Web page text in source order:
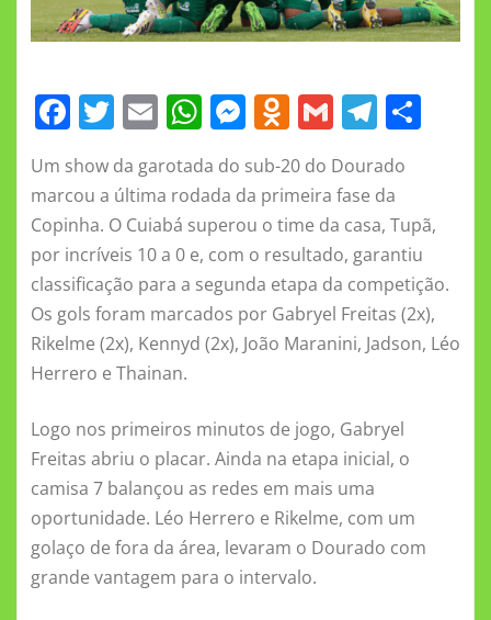
F
a
c
e
b
o
o
k
T
w
it
te
r
E
ai
l
W
h
at
s
A
p
p
M
ss
e
n
g
er
O
d
n
o
kl
a
ss
ni
G
m
ai
l
T
el
e
gr
a
m
re
Um show da garotada do sub-20 do Dourado
marcou a última rodada da primeira fase da
Copinha. O Cuiabá superou o time da casa, Tupã,
por incríveis 10 a 0 e, com o resultado, garantiu
classificação para a segunda etapa da competição.
Os gols foram marcados por Gabryel Freitas (2x),
Rikelme (2x), Kennyd (2x), João Maranini, Jadson, Léo
Herrero e Thainan.
Logo nos primeiros minutos de jogo, Gabryel
Freitas abriu o placar. Ainda na etapa inicial, o
camisa 7 balançou as redes em mais uma
oportunidade. Léo Herrero e Rikelme, com um
golaço de fora da área, levaram o Dourado com
grande vantagem para o intervalo.